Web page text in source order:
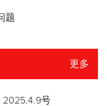
题
更多
2025.4.9号